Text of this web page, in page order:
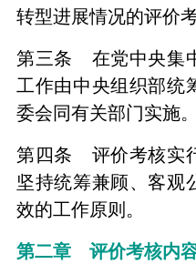
转型进展情况的评价考
第三条 在党中央集
工作由中央组织部统
委会同有关部门实施。
第四条 评价考核实
坚持统筹兼顾、客观
效的工作原则。
第二章 评价考核内